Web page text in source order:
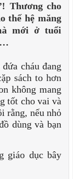
Thương cho
thế hệ măng
mới ở tuổi
cháu đang
sách to hơn
không mang
tốt cho vai và
rằng, nếu nhỏ
dùng và bạn
giáo dục bây